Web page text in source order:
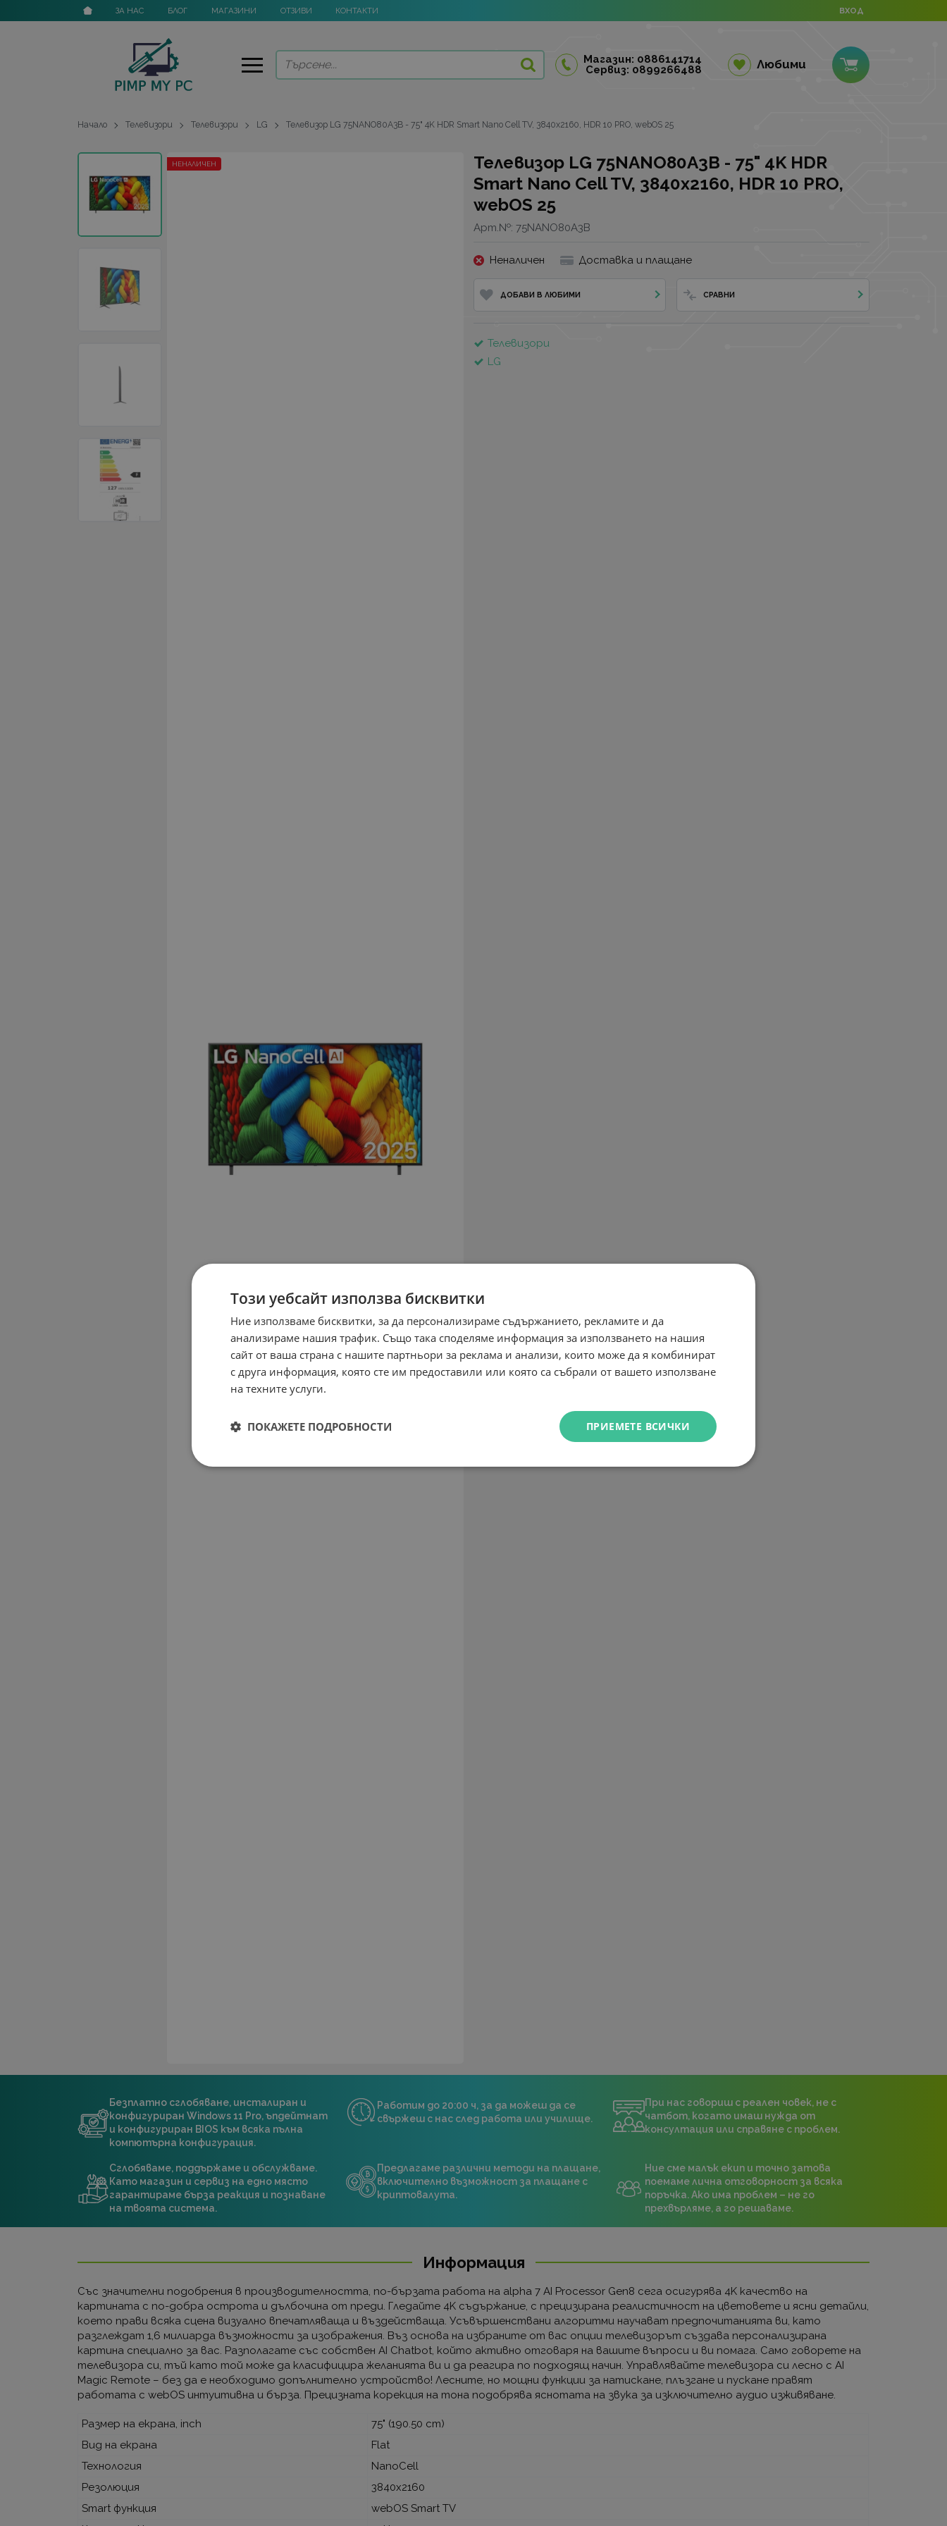
ЗА НАС БЛОГ МАГАЗИНИ ОТЗИВИ КОНТАКТИ ВХОД
Магазин: 0886141714
Сервиз: 0899266488
Любими
Начало Телевизори Телевизори LG Телевизор LG 75NANO80A3B - 75" 4K HDR Smart Nano Cell TV, 3840x2160, HDR 10 PRO, webOS 25
Телевизор LG 75NANO80A3B - 75" 4K HDR
Smart Nano Cell TV, 3840x2160, HDR 10 PRO,
webOS 25
Арт.№: 75NANO80A3B
НЕНАЛИЧЕН
Неналичен Доставка и плащане
ДОБАВИ В ЛЮБИМИ СРАВНИ
Телевизори
LG
Безплатно сглобяване, инсталиран и
конфигуриран Windows 11 Pro, ъпдейтнат
и конфигуриран BIOS към всяка пълна
компютърна конфигурация.
Работим до 20:00 ч, за да можеш да се
свържеш с нас след работа или училище.
При нас говориш с реален човек, не с
чатбот, когато имаш нужда от
консултация или справяне с проблем.
Сглобяваме, поддържаме и обслужваме.
Като магазин и сервиз на едно място
гарантираме бърза реакция и познаване
на твоята система.
Предлагаме различни методи на плащане,
включително възможност за плащане с
криптовалута.
Ние сме малък екип и точно затова
поемаме лична отговорност за всяка
поръчка. Ако има проблем – не го
прехвърляме, а го решаваме.
Информация
Със значителни подобрения в производителността, по-бързата работа на alpha 7 AI Processor Gen8 сега осигурява 4K качество на
картината с по-добра острота и дълбочина от преди. Гледайте 4K съдържание, с прецизирана реалистичност на цветовете и ясни детайли,
което прави всяка сцена визуално впечатляваща и въздействаща. Усъвършенствани алгоритми научават предпочитанията ви, като
разглеждат 1,6 милиарда възможности за изображения. Въз основа на избраните от вас опции телевизорът създава персонализирана
картина специално за вас. Разполагате със собствен AI Chatbot, който активно отговаря на вашите въпроси и ви помага. Само говорете на
телевизора си, тъй като той може да класифицира желанията ви и да реагира по подходящ начин. Управлявайте телевизора си лесно с AI
Magic Remote – без да е необходимо допълнително устройство! Лесните, но мощни функции за натискане, плъзгане и пускане правят
работата с webOS интуитивна и бърза. Прецизната корекция на тона подобрява яснотата на звука за изключително аудио изживяване.
Размер на екрана, inch
75" (190.50 cm)
Вид на екрана
Flat
Технология
NanoCell
Резолюция
3840x2160
Smart функция
webOS Smart TV
Този уебсайт използва бисквитки
Ние използваме бисквитки, за да персонализираме съдържанието, рекламите и да
анализираме нашия трафик. Също така споделяме информация за използването на нашия
сайт от ваша страна с нашите партньори за реклама и анализи, които може да я комбинират
с друга информация, която сте им предоставили или която са събрали от вашето използване
на техните услуги.
ПРИЕМЕТЕ ВСИЧКИ
ПОКАЖЕТЕ ПОДРОБНОСТИ